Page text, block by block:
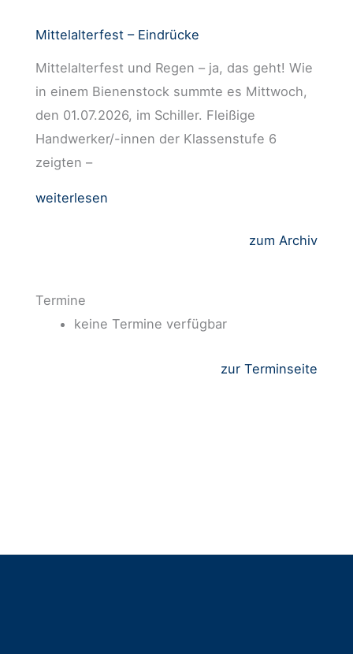
Mittelalterfest – Eindrücke
Mittelalterfest und Regen – ja, das geht! Wie
in einem Bienenstock summte es Mittwoch,
den 01.07.2026, im Schiller. Fleißige
Handwerker/-innen der Klassenstufe 6
zeigten –
weiterlesen
zum Archiv
Termine
keine Termine verfügbar
zur Terminseite